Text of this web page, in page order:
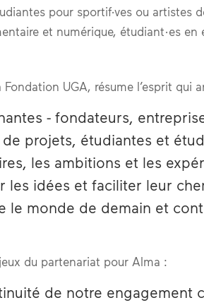
pour sportif·ves ou artistes
et numérique, étudiant·es en
UGA, résume l’esprit qui
- fondateurs,
projets, étudiantes et
les ambitions et les
idées et faciliter leur
le monde de demain et
du partenariat pour Alma :
de notre engagement